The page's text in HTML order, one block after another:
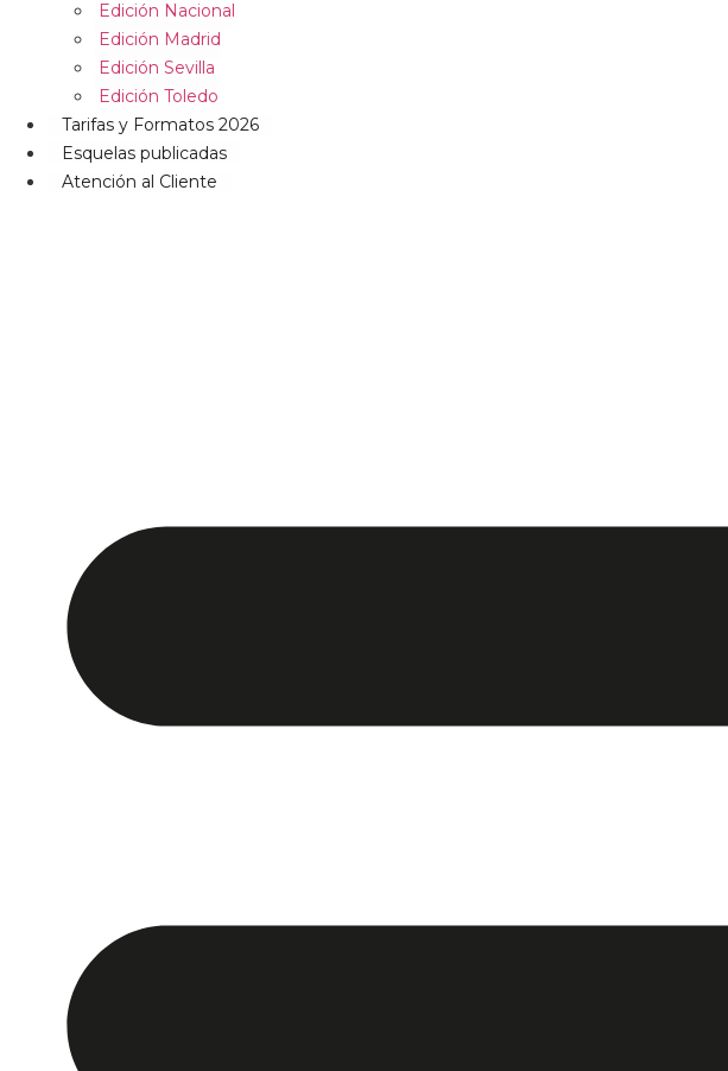
Edición Nacional
Edición Madrid
Edición Sevilla
Edición Toledo
Tarifas y Formatos 2026
Esquelas publicadas
Atención al Cliente